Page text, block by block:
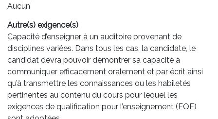
Aucun
Autre(s) exigence(s)
Capacité d’enseigner à un auditoire provenant de
disciplines variées. Dans tous les cas, la candidate, le
candidat devra pouvoir démontrer sa capacité à
communiquer efficacement oralement et par écrit ainsi
qu’à transmettre les connaissances ou les habiletés
pertinentes au contenu du cours pour lequel les
exigences de qualification pour l’enseignement (EQE)